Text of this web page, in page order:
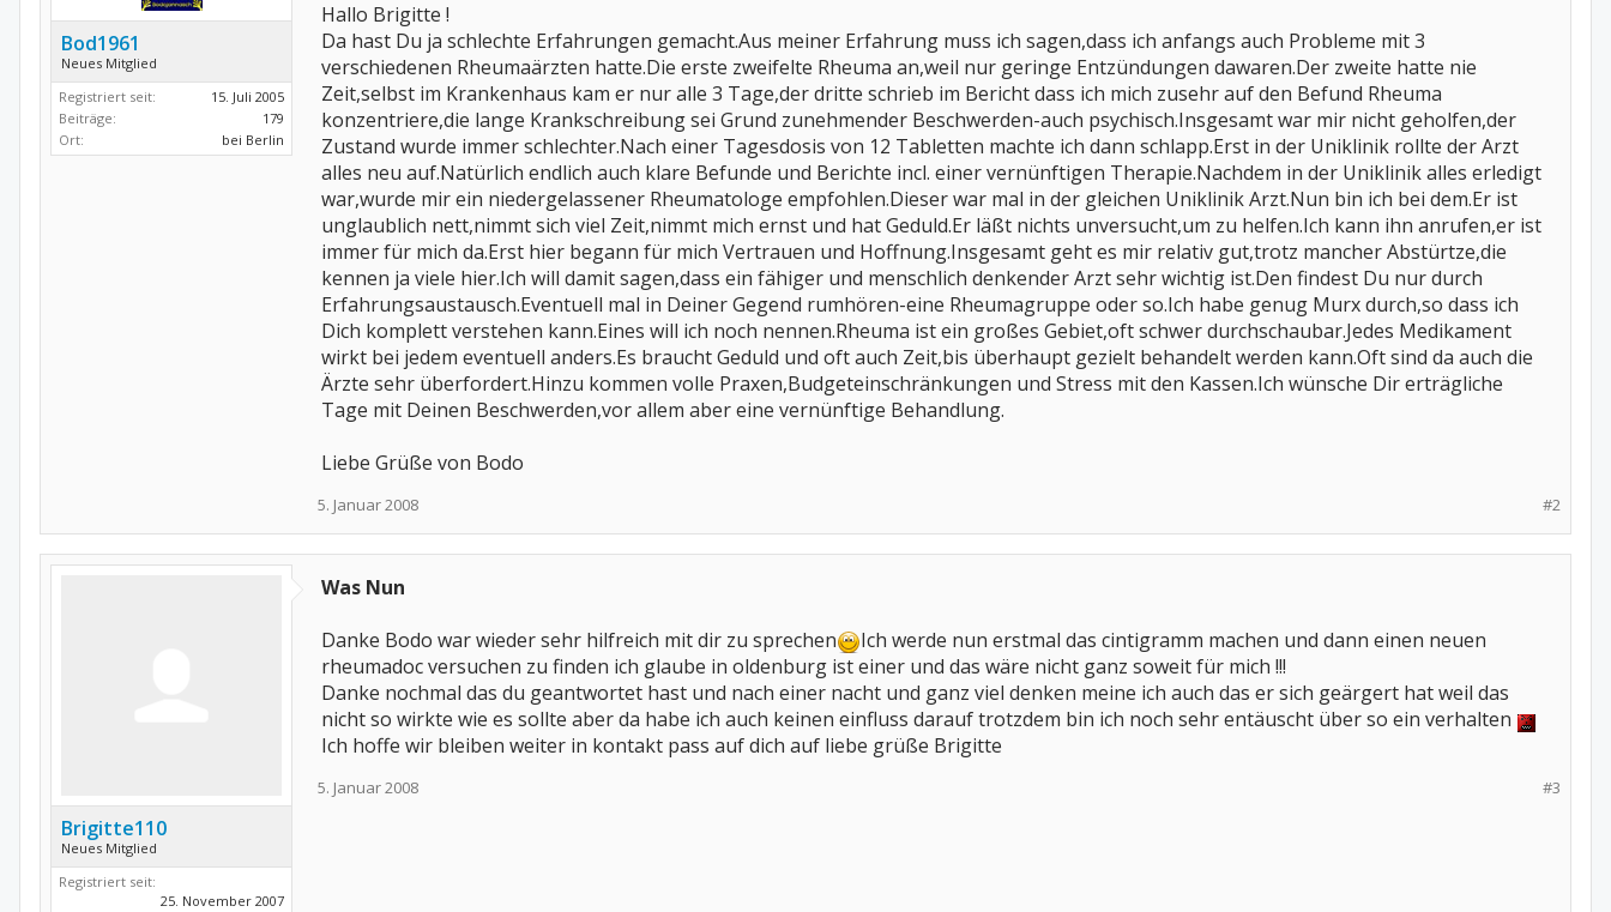
Bod1961
Neues Mitglied
Registriert seit:
15. Juli 2005
Beiträge:
179
Ort:
bei Berlin
Hallo Brigitte !
Da hast Du ja schlechte Erfahrungen gemacht.Aus meiner Erfahrung muss ich sagen,dass ich anfangs auch Probleme mit 3
verschiedenen Rheumaärzten hatte.Die erste zweifelte Rheuma an,weil nur geringe Entzündungen dawaren.Der zweite hatte nie
Zeit,selbst im Krankenhaus kam er nur alle 3 Tage,der dritte schrieb im Bericht dass ich mich zusehr auf den Befund Rheuma
konzentriere,die lange Krankschreibung sei Grund zunehmender Beschwerden-auch psychisch.Insgesamt war mir nicht geholfen,der
Zustand wurde immer schlechter.Nach einer Tagesdosis von 12 Tabletten machte ich dann schlapp.Erst in der Uniklinik rollte der Arzt
alles neu auf.Natürlich endlich auch klare Befunde und Berichte incl. einer vernünftigen Therapie.Nachdem in der Uniklinik alles erledigt
war,wurde mir ein niedergelassener Rheumatologe empfohlen.Dieser war mal in der gleichen Uniklinik Arzt.Nun bin ich bei dem.Er ist
unglaublich nett,nimmt sich viel Zeit,nimmt mich ernst und hat Geduld.Er läßt nichts unversucht,um zu helfen.Ich kann ihn anrufen,er ist
immer für mich da.Erst hier begann für mich Vertrauen und Hoffnung.Insgesamt geht es mir relativ gut,trotz mancher Abstürtze,die
kennen ja viele hier.Ich will damit sagen,dass ein fähiger und menschlich denkender Arzt sehr wichtig ist.Den findest Du nur durch
Erfahrungsaustausch.Eventuell mal in Deiner Gegend rumhören-eine Rheumagruppe oder so.Ich habe genug Murx durch,so dass ich
Dich komplett verstehen kann.Eines will ich noch nennen.Rheuma ist ein großes Gebiet,oft schwer durchschaubar.Jedes Medikament
wirkt bei jedem eventuell anders.Es braucht Geduld und oft auch Zeit,bis überhaupt gezielt behandelt werden kann.Oft sind da auch die
Ärzte sehr überfordert.Hinzu kommen volle Praxen,Budgeteinschränkungen und Stress mit den Kassen.Ich wünsche Dir erträgliche
Tage mit Deinen Beschwerden,vor allem aber eine vernünftige Behandlung.
Liebe Grüße von Bodo
#2
5. Januar 2008
Brigitte110
Neues Mitglied
Registriert seit:
25. November 2007
Was Nun
Danke Bodo war wieder sehr hilfreich mit dir zu sprechen
Ich werde nun erstmal das cintigramm machen und dann einen neuen
rheumadoc versuchen zu finden ich glaube in oldenburg ist einer und das wäre nicht ganz soweit für mich !!!
Danke nochmal das du geantwortet hast und nach einer nacht und ganz viel denken meine ich auch das er sich geärgert hat weil das
nicht so wirkte wie es sollte aber da habe ich auch keinen einfluss darauf trotzdem bin ich noch sehr entäuscht über so ein verhalten
Ich hoffe wir bleiben weiter in kontakt pass auf dich auf liebe grüße Brigitte
#3
5. Januar 2008